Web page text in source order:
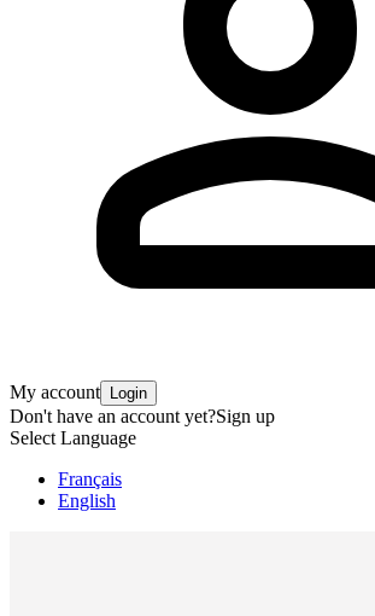
My account Login
Don't have an account yet?Sign up
Select Language
Français
English